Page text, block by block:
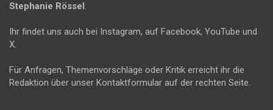
Stephanie Rössel .
Ihr findet uns auch bei Instagram, auf Facebook, YouTube und
X.
Für Anfragen, Themenvorschläge oder Kritik erreicht ihr die
Redaktion über unser Kontaktformular auf der rechten Seite.